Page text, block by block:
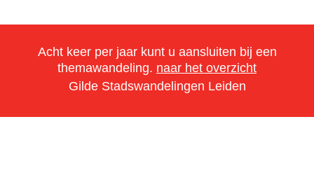
Acht keer per jaar kunt u aansluiten bij een
themawandeling. naar het overzicht
Gilde Stadswandelingen Leiden